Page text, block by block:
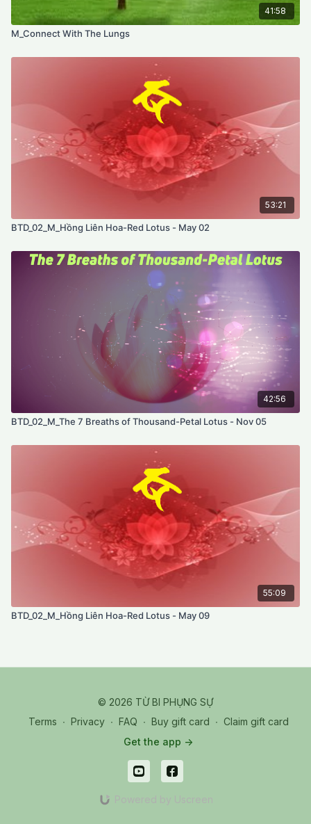
41:58
M_Connect With The Lungs
53:21
BTD_02_M_Hồng Liên Hoa-Red Lotus - May 02
42:56
BTD_02_M_The 7 Breaths of Thousand-Petal Lotus - Nov 05
55:09
BTD_02_M_Hồng Liên Hoa-Red Lotus - May 09
© 2026 TỪ BI PHỤNG SỰ
Terms ∙ Privacy ∙ FAQ ∙ Buy gift card ∙ Claim gift card
Get the app ->
Powered by Uscreen